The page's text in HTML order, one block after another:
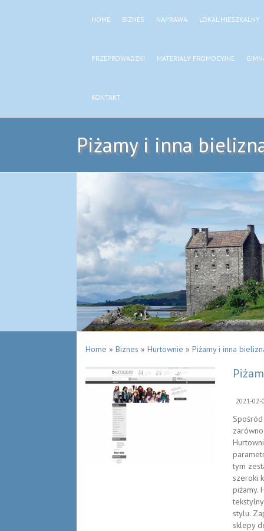
HOME BIZNES NAPRAWA LOKAL MIESZKALNY
PRZEPROWADZKI MATERIAŁY PROMOCYJNE
KONTAKT
Piżamy i inna
Home » Biznes » Hurtownie » Piżamy i inna
2021-02-
tym
szeroki
piżamy.
stylu.
sklepy